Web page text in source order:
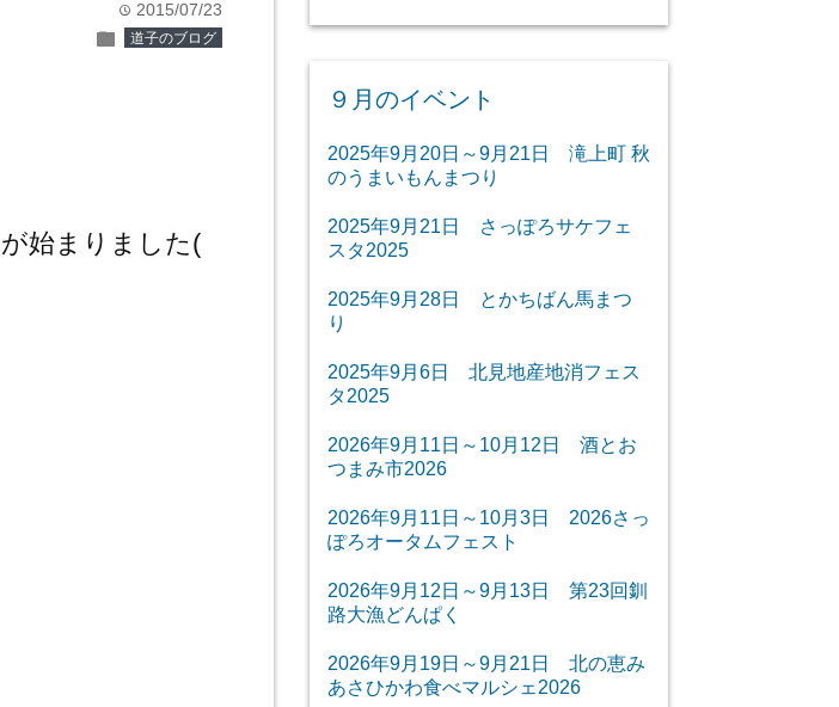
time 2015/07/23
folder 道子のブログ
が始まりました(
９月のイベント
2025年9月20日～9月21日 滝上町 秋
のうまいもんまつり
2025年9月21日 さっぽろサケフェ
スタ2025
2025年9月28日 とかちばん馬まつ
り
2025年9月6日 北見地産地消フェス
タ2025
2026年9月11日～10月12日 酒とお
つまみ市2026
2026年9月11日～10月3日 2026さっ
ぽろオータムフェスト
2026年9月12日～9月13日 第23回釧
路大漁どんぱく
2026年9月19日～9月21日 北の恵み
あさひかわ食べマルシェ2026